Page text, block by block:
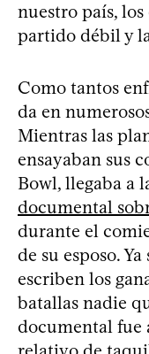
nuestro país,
partido débil y
Como tantos
da en
Mientras las
ensayaban sus
Bowl, llegaba a
documental
durante el
de su esposo.
escriben los
batallas nadie
documental